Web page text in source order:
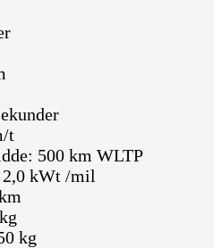
t
500 km WLTP
kWt /mil
kg